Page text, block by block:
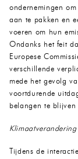
ondernemingen
aan te pakken en
voeren om hun
Ondanks het feit
Europese
verschillende
mede het gevolg
voortdurende
belangen te blijven
Tijdens de